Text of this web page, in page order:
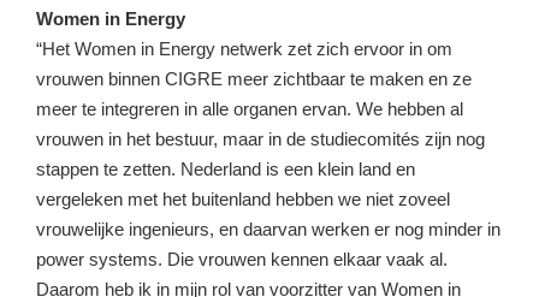
Women in Energy
“Het Women in Energy netwerk zet zich ervoor in om
vrouwen binnen CIGRE meer zichtbaar te maken en ze
meer te integreren in alle organen ervan. We hebben al
vrouwen in het bestuur, maar in de studiecomités zijn nog
stappen te zetten. Nederland is een klein land en
vergeleken met het buitenland hebben we niet zoveel
vrouwelijke ingenieurs, en daarvan werken er nog minder in
power systems. Die vrouwen kennen elkaar vaak al.
Daarom heb ik in mijn rol van voorzitter van Women in